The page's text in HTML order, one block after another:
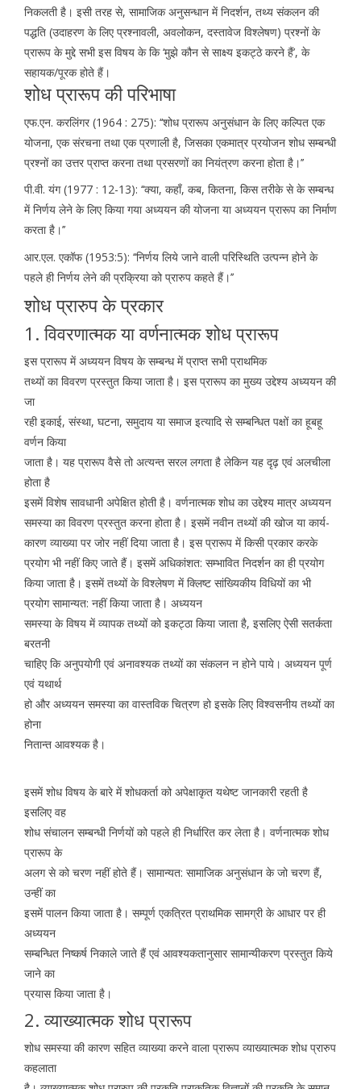
निकलती है। इसी तरह से, सामाजिक अनुसन्धान में निदर्शन, तथ्य संकलन की
पद्धति (उदाहरण के लिए प्रश्नावली, अवलोकन, दस्तावेज विश्लेषण) प्रश्नों के
प्रारूप के मुद्दे सभी इस विषय के कि ‘मुझे कौन से साक्ष्य इकट्ठे करने हैं’, के
सहायक/पूरक होते हैं।
शोध प्रारूप की परिभाषा
एफ.एन. करलिंगर (1964 : 275): ‘‘शोध प्रारूप अनुसंधान के लिए कल्पित एक
योजना, एक संरचना तथा एक प्रणाली है, जिसका एकमात्र प्रयोजन शोध सम्बन्धी
प्रश्नों का उत्तर प्राप्त करना तथा प्रसरणों का नियंत्रण करना होता है।’’
पी.वी. यंग (1977 : 12-13): ‘‘क्या, कहाँ, कब, कितना, किस तरीके से के सम्बन्ध
में निर्णय लेने के लिए किया गया अध्ययन की योजना या अध्ययन प्रारूप का निर्माण
करता है।’’
आर.एल. एकॉफ (1953:5): ‘‘निर्णय लिये जाने वाली परिस्थिति उत्पन्न होने के
पहले ही निर्णय लेने की प्रक्रिया को प्रारुप कहते हैं।’’
शोध प्रारुप के प्रकार
1. विवरणात्मक या वर्णनात्मक शोध प्रारूप
इस प्रारूप में अध्ययन विषय के सम्बन्ध में प्राप्त सभी प्राथमिक
तथ्यों का विवरण प्रस्तुत किया जाता है। इस प्रारूप का मुख्य उद्देश्य अध्ययन की
जा
रही इकाई, संस्था, घटना, समुदाय या समाज इत्यादि से सम्बन्धित पक्षों का हूबहू
वर्णन किया
जाता है। यह प्रारूप वैसे तो अत्यन्त सरल लगता है लेकिन यह दृढ़ एवं अलचीला
होता है
इसमें विशेष सावधानी अपेक्षित होती है। वर्णनात्मक शोध का उद्देश्य मात्र अध्ययन
समस्या का विवरण प्रस्तुत करना होता है। इसमें नवीन तथ्यों की खोज या कार्य-
कारण व्याख्या पर जोर नहीं दिया जाता है। इस प्रारूप में किसी प्रकार करके
प्रयोग भी नहीं किए जाते हैं। इसमें अधिकांशत: सम्भावित निदर्शन का ही प्रयोग
किया जाता है। इसमें तथ्यों के विश्लेषण में क्लिष्ट सांख्यिकीय विधियों का भी
प्रयोग सामान्यत: नहीं किया जाता है। अध्ययन
समस्या के विषय में व्यापक तथ्यों को इकट्ठा किया जाता है, इसलिए ऐसी सतर्कता
बरतनी
चाहिए कि अनुपयोगी एवं अनावश्यक तथ्यों का संकलन न होने पाये। अध्ययन पूर्ण
एवं यथार्थ
हो और अध्ययन समस्या का वास्तविक चित्रण हो इसके लिए विश्वसनीय तथ्यों का
होना
नितान्त आवश्यक है।
इसमें शोध विषय के बारे में शोधकर्ता को अपेक्षाकृत यथेष्ट जानकारी रहती है
इसलिए वह
शोध संचालन सम्बन्धी निर्णयों को पहले ही निर्धारित कर लेता है। वर्णनात्मक शोध
प्रारूप के
अलग से को चरण नहीं होते हैं। सामान्यत: सामाजिक अनुसंधान के जो चरण हैं,
उन्हीं का
इसमें पालन किया जाता है। सम्पूर्ण एकत्रित प्राथमिक सामग्री के आधार पर ही
अध्ययन
सम्बन्धित निष्कर्ष निकाले जाते हैं एवं आवश्यकतानुसार सामान्यीकरण प्रस्तुत किये
जाने का
प्रयास किया जाता है।
2. व्याख्यात्मक शोध प्रारूप
शोध समस्या की कारण सहित व्याख्या करने वाला प्रारूप व्याख्यात्मक शोध प्रारुप
कहलाता